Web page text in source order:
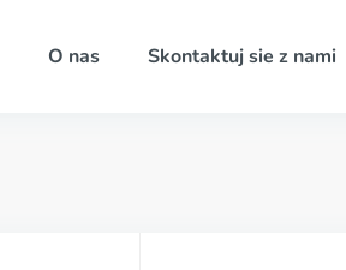
O nas Skontaktuj sie z nami